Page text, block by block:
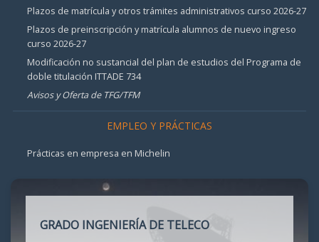
Plazos de matrícula y otros trámites administrativos curso 2026-27
Plazos de preinscripción y matrícula alumnos de nuevo ingreso
curso 2026-27
Modificación no sustancial del plan de estudios del Programa de
doble titulación ITTADE 734
Avisos y Oferta de TFG/TFM
EMPLEO Y PRÁCTICAS
Prácticas en empresa en Michelin
GRADO INGENIERÍA DE TELECO